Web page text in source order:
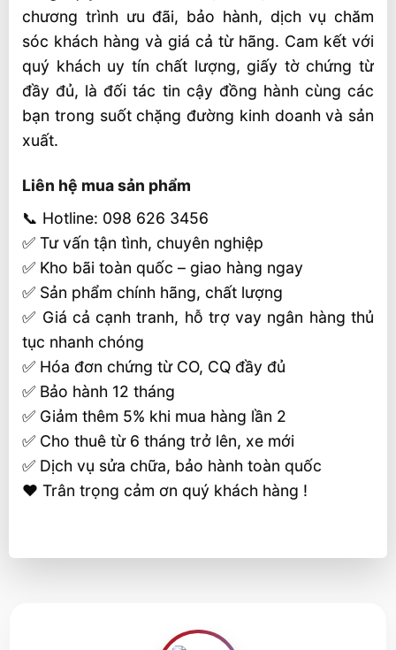
chương trình ưu đãi, bảo hành, dịch vụ chăm
sóc khách hàng và giá cả từ hãng. Cam kết với
quý khách uy tín chất lượng, giấy tờ chứng từ
đầy đủ, là đối tác tin cậy đồng hành cùng các
bạn trong suốt chặng đường kinh doanh và sản
xuất.
Liên hệ mua sản phẩm
📞 Hotline: 098 626 3456
✅ Tư vấn tận tình, chuyên nghiệp
✅ Kho bãi toàn quốc – giao hàng ngay
✅ Sản phẩm chính hãng, chất lượng
✅ Giá cả cạnh tranh, hỗ trợ vay ngân hàng thủ
tục nhanh chóng
✅ Hóa đơn chứng từ CO, CQ đầy đủ
✅ Bảo hành 12 tháng
✅ Giảm thêm 5% khi mua hàng lần 2
✅ Cho thuê từ 6 tháng trở lên, xe mới
✅ Dịch vụ sửa chữa, bảo hành toàn quốc
❤️ Trân trọng cảm ơn quý khách hàng !